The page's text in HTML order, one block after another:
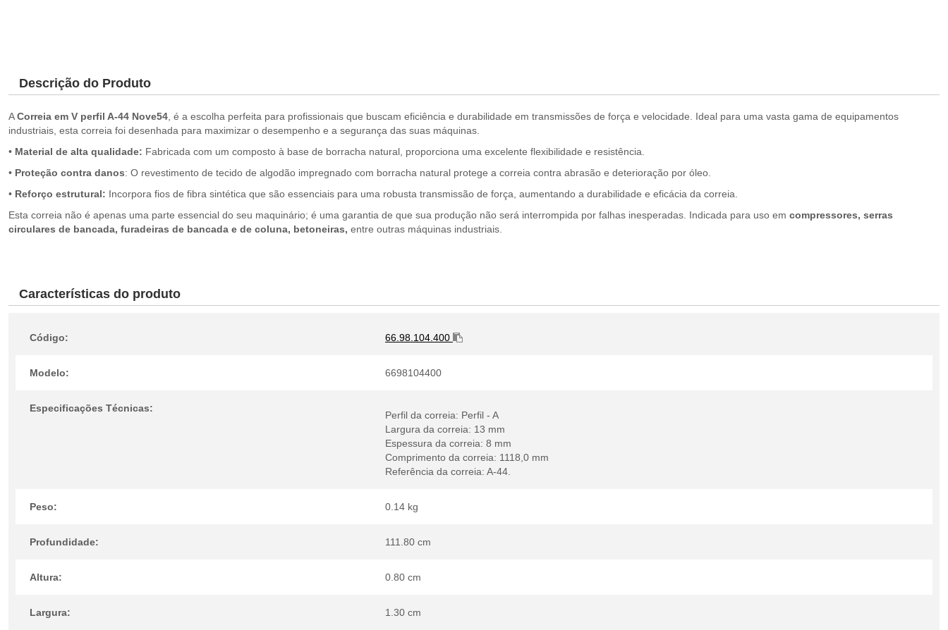
Descrição do Produto
ACorreia em V perfil A-44 Nove54 , é a escolha perfeita para profissionais que buscam eficiência e durabilidade em transmissões de força e velocidade. Ideal para uma vasta gama de equipamentos
industriais, esta correia foi desenhada para maximizar o desempenho e a segurança das suas máquinas.
• Material de alta qualidade: Fabricada com um composto à base de borracha natural, proporciona uma excelente flexibilidade e resistência.
• Proteção contra danos: O revestimento de tecido de algodão impregnado com borracha natural protege a correia contra abrasão e deterioração por óleo.
• Reforço estrutural: Incorpora fios de fibra sintética que são essenciais para uma robusta transmissão de força, aumentando a durabilidade e eficácia da correia.
Esta correia não é apenas uma parte essencial do seu maquinário; é uma garantia de que sua produção não será interrompida por falhas inesperadas. Indicada para uso em compressores, serras
circulares de bancada, furadeiras de bancada e de coluna, betoneiras, entre outras máquinas industriais.
Características do produto
Código: 66.98.104.400
Modelo: 6698104400
Especificações Técnicas:
Perfil da correia: Perfil - A
Largura da correia: 13 mm
Espessura da correia: 8 mm
Comprimento da correia: 1118,0 mm
Referência da correia: A-44.
Peso: 0.14 kg
Profundidade: 111.80 cm
Altura: 0.80 cm
Largura: 1.30 cm